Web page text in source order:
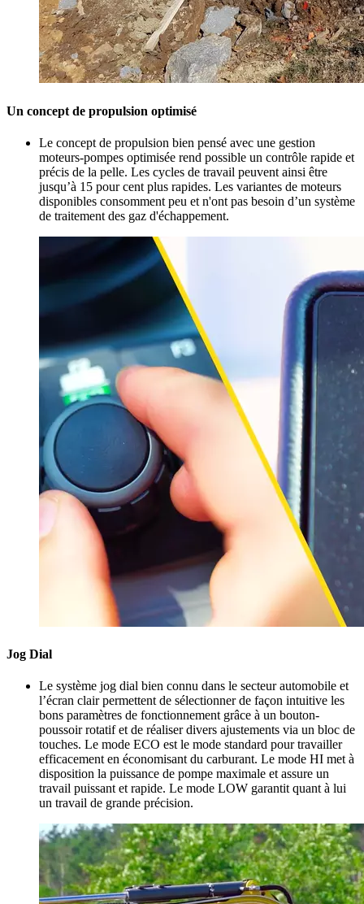
Un concept de propulsion optimisé
Le concept de propulsion bien pensé avec une gestion
moteurs-pompes optimisée rend possible un contrôle rapide et
précis de la pelle. Les cycles de travail peuvent ainsi être
jusqu’à 15 pour cent plus rapides. Les variantes de moteurs
disponibles consomment peu et n'ont pas besoin d’un système
de traitement des gaz d'échappement.
Jog Dial
Le système jog dial bien connu dans le secteur automobile et
l’écran clair permettent de sélectionner de façon intuitive les
bons paramètres de fonctionnement grâce à un bouton-
poussoir rotatif et de réaliser divers ajustements via un bloc de
touches. Le mode ECO est le mode standard pour travailler
efficacement en économisant du carburant. Le mode HI met à
disposition la puissance de pompe maximale et assure un
travail puissant et rapide. Le mode LOW garantit quant à lui
un travail de grande précision.